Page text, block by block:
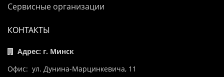
Сервисные организации
КОНТАКТЫ
Адрес: г. Минск
Офис: ул. Дунина-Марцинкевича, 11